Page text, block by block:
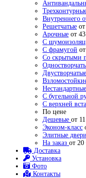
Внутреннего
Решетчатые
Арочные от
С
С фрамугой
Со скрытыми
Двустворчатые
Нестандартные
С бугельной
С верхней
По цене
Дешевые от
Эконом-класс
Элитные двери
На заказ от 20
Доставка
Установка
Фото
Контакты